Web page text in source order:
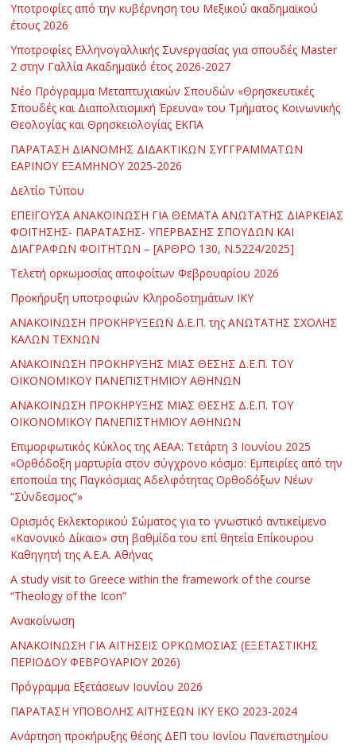
Υποτροφίες από την κυβέρνηση του Μεξικού ακαδημαϊκού
έτους 2026
Υποτροφίες Ελληνογαλλικής Συνεργασίας για σπουδές Master
2 στην Γαλλία Ακαδημαϊκό έτος 2026-2027
Νέο Πρόγραμμα Μεταπτυχιακών Σπουδών «Θρησκευτικές
Σπουδές και Διαπολιτισμική Έρευνα» του Τμήματος Κοινωνικής
Θεολογίας και Θρησκειολογίας ΕΚΠΑ
ΠΑΡΑΤΑΣΗ ΔΙΑΝΟΜΗΣ ΔΙΔΑΚΤΙΚΩΝ ΣΥΓΓΡΑΜΜΑΤΩΝ
ΕΑΡΙΝΟΥ ΕΞΑΜΗΝΟΥ 2025-2026
Δελτίο Τύπου
ΕΠΕΙΓΟΥΣΑ ΑΝΑΚΟΙΝΩΣΗ ΓΙΑ ΘΕΜΑΤΑ ΑΝΩΤΑΤΗΣ ΔΙΑΡΚΕΙΑΣ
ΦΟΙΤΗΣΗΣ- ΠΑΡΑΤΑΣΗΣ- ΥΠΕΡΒΑΣΗΣ ΣΠΟΥΔΩΝ ΚΑΙ
ΔΙΑΓΡΑΦΩΝ ΦΟΙΤΗΤΩΝ – [ΑΡΘΡΟ 130, Ν.5224/2025]
Τελετή ορκωμοσίας αποφοίτων Φεβρουαρίου 2026
Προκήρυξη υποτροφιών Κληροδοτημάτων ΙΚΥ
ΑΝΑΚΟΙΝΩΣΗ ΠΡΟΚΗΡΥΞΕΩΝ Δ.Ε.Π. της ΑΝΩΤΑΤΗΣ ΣΧΟΛΗΣ
ΚΑΛΩΝ ΤΕΧΝΩΝ
ΑΝΑΚΟΙΝΩΣΗ ΠΡΟΚΗΡΥΞΗΣ ΜΙΑΣ ΘΕΣΗΣ Δ.Ε.Π. ΤΟΥ
ΟΙΚΟΝΟΜΙΚΟΥ ΠΑΝΕΠΙΣΤΗΜΙΟΥ ΑΘΗΝΩΝ
ΑΝΑΚΟΙΝΩΣΗ ΠΡΟΚΗΡΥΞΗΣ ΜΙΑΣ ΘΕΣΗΣ Δ.Ε.Π. ΤΟΥ
ΟΙΚΟΝΟΜΙΚΟΥ ΠΑΝΕΠΙΣΤΗΜΙΟΥ ΑΘΗΝΩΝ
Επιμορφωτικός Κύκλος της ΑΕΑΑ: Τετάρτη 3 Ιουνίου 2025
«Ορθόδοξη μαρτυρία στον σύγχρονο κόσμο: Εμπειρίες από την
εποποιία της Παγκόσμιας Αδελφότητας Ορθοδόξων Νέων
“Σύνδεσμος”»
Ορισμός Εκλεκτορικού Σώματος για το γνωστικό αντικείμενο
«Κανονικό Δίκαιο» στη βαθμίδα του επί θητεία Επίκουρου
Καθηγητή της Α.Ε.Α. Αθήνας
Α study visit to Greece within the framework of the course
“Theology of the Icon”
Ανακοίνωση
ΑΝΑΚΟΙΝΩΣΗ ΓΙΑ ΑΙΤΗΣΕΙΣ ΟΡΚΩΜΟΣΙΑΣ (ΕΞΕΤΑΣΤΙΚΗΣ
ΠΕΡΙΟΔΟΥ ΦΕΒΡΟΥΑΡΙΟΥ 2026)
Πρόγραμμα Εξετάσεων Ιουνίου 2026
ΠΑΡΑΤΑΣΗ ΥΠΟΒΟΛΗΣ ΑΙΤΗΣΕΩΝ ΙΚΥ ΕΚΟ 2023-2024
Ανάρτηση προκήρυξης θέσης ΔΕΠ του Ιονίου Πανεπιστημίου